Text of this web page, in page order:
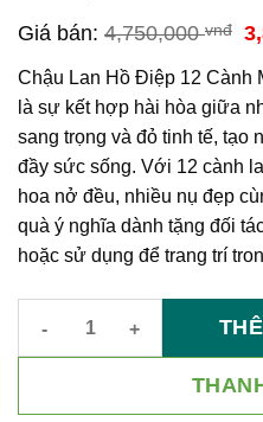
Giá bán: 4,750,000vnđ
Chậu Lan Hồ Điệp 12 Cành
là sự kết hợp hài hòa giữa
sang trọng và đỏ tinh tế, tạo
đầy sức sống. Với 12 cành
hoa nở đều, nhiều nụ đẹp
quà ý nghĩa dành tặng đối
hoặc sử dụng để trang trí
Chậu Lan Hồ Điệp 12 Cành